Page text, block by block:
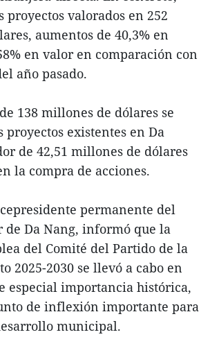
proyectos valorados en 252
aumentos de 40,3% en
en valor en comparación con
año pasado.
138 millones de dólares se
proyectos existentes en Da
de 42,51 millones de dólares
la compra de acciones.
permanente del
de Da Nang, informó que la
del Comité del Partido de la
2025-2030 se llevó a cabo en
especial importancia histórica,
de inflexión importante para
municipal.